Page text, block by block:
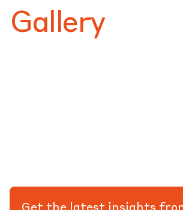
Gallery
Get the latest insights